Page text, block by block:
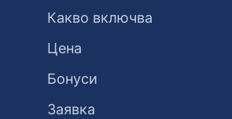
Какво включва
Цена
Бонуси
Заявка